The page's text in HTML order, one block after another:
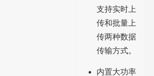
支持实时上
传和批量上
传两种数据
传输方式。
内置大功率